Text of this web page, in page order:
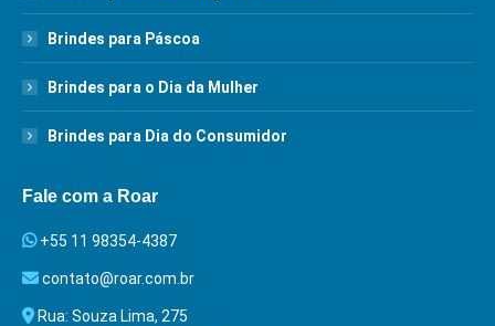
Brindes para Páscoa
Brindes para o Dia da Mulher
Brindes para Dia do Consumidor
Fale com a Roar
+55 11 98354-4387
contato@roar.com.br
Rua: Souza Lima, 275